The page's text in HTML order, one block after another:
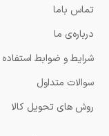
تماس باما
درباره‌ی ما
شرایط و ضوابط استفاده
سوالات متداول
روش های تحویل کالا